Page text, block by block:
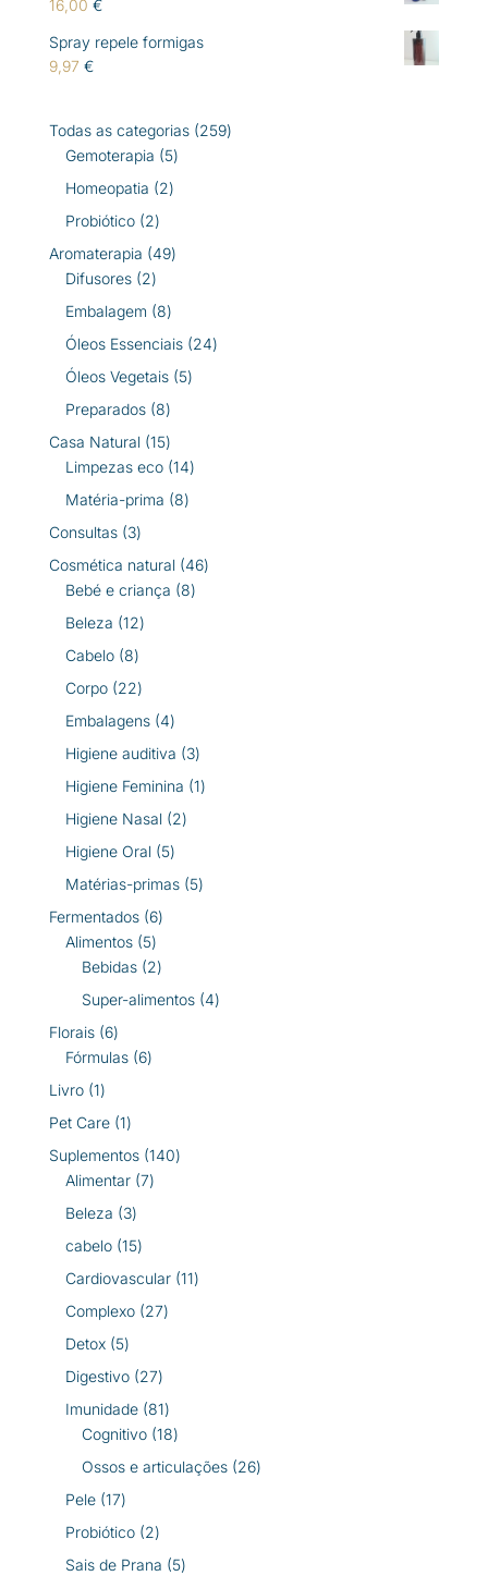
16,00 €
Spray repele formigas
9,97 €
Todas as categorias 259259
Gemoterapia 55
produtos
Homeopatia 22
Probiótico 22
produtos
Aromaterapia 4949
Difusores 22
produtos
Embalagem 88
produtos
Óleos Essenciais 2424
Óleos Vegetais 55
Preparados 88
produtos
Casa Natural 1515
produtos
Limpezas eco 1414
Matéria-prima 88
Consultas 33
produtos
Cosmética natural 4646
Bebé e criança 88
Beleza 1212
Cabelo 88
produtos
Corpo 2222
produtos
Embalagens 44
produtos
Higiene auditiva 33
produtos
Higiene Feminina 11
Higiene Nasal 22
Higiene Oral 55
produtos
Matérias-primas 55
Fermentados 66
Alimentos 55
produtos
Bebidas 22
produtos
Super-alimentos 44
Florais 66
produtos
Fórmulas 66
Livro 11
produto
Pet Care 11
produto
Suplementos 140140
Alimentar 77
Beleza 33
produtos
cabelo 1515
produtos
Cardiovascular 1111
Complexo 2727
Detox 55
produtos
Digestivo 2727
produtos
Imunidade 8181
produtos
Cognitivo 1818
produtos
Ossos e articulações 2626
Pele 1717
produtos
Probiótico 22
produtos
Sais de Prana 55